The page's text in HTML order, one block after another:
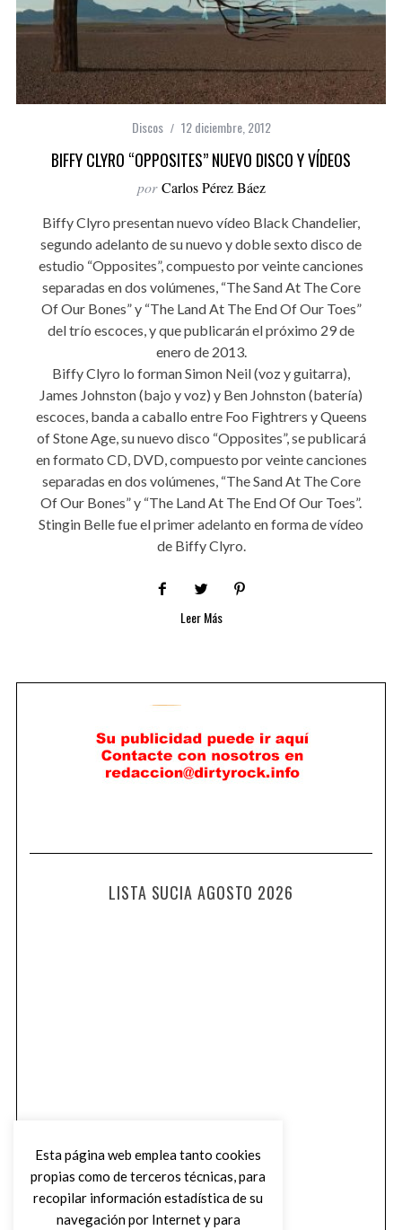
Discos 12 diciembre, 2012
BIFFY CLYRO “OPPOSITES” NUEVO DISCO Y VÍDEOS
por Carlos Pérez Báez
Biffy Clyro presentan nuevo vídeo Black Chandelier,
segundo adelanto de su nuevo y doble sexto disco de
estudio “Opposites”, compuesto por veinte canciones
separadas en dos volúmenes, “The Sand At The Core
Of Our Bones” y “The Land At The End Of Our Toes”
del trío escoces, y que publicarán el próximo 29 de
enero de 2013.
Biffy Clyro lo forman Simon Neil (voz y guitarra),
James Johnston (bajo y voz) y Ben Johnston (batería)
escoces, banda a caballo entre Foo Fightrers y Queens
of Stone Age, su nuevo disco “Opposites”, se publicará
en formato CD, DVD, compuesto por veinte canciones
separadas en dos volúmenes, “The Sand At The Core
Of Our Bones” y “The Land At The End Of Our Toes”.
Stingin Belle fue el primer adelanto en forma de vídeo
de Biffy Clyro.
Leer Más
LISTA SUCIA AGOSTO 2026
Esta página web emplea tanto cookies
propias como de terceros técnicas, para
recopilar información estadística de su
navegación por Internet y para